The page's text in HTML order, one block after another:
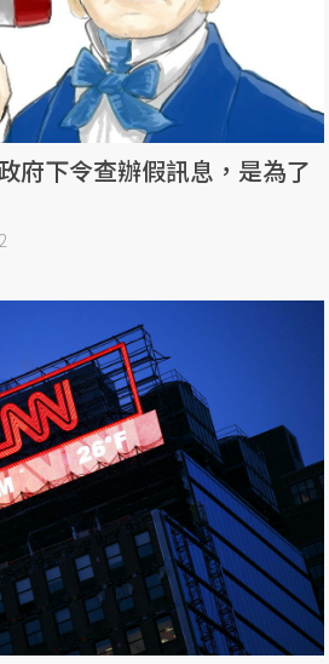
府下令查辦假訊息，是為了